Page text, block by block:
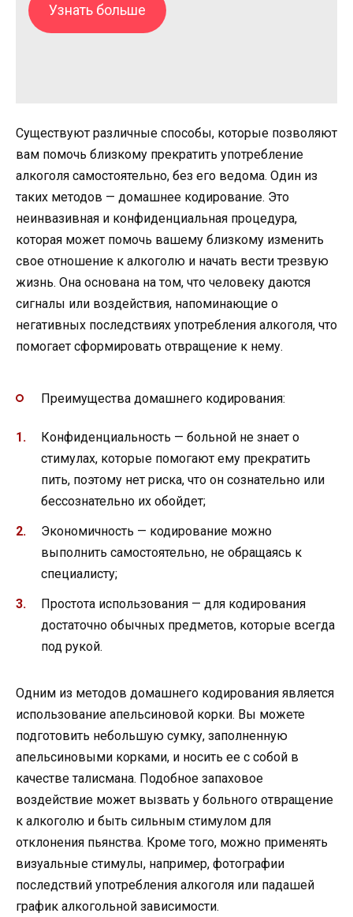
Узнать больше
Существуют различные способы, которые позволяют
вам помочь близкому прекратить употребление
алкоголя самостоятельно, без его ведома. Один из
таких методов — домашнее кодирование. Это
неинвазивная и конфиденциальная процедура,
которая может помочь вашему близкому изменить
свое отношение к алкоголю и начать вести трезвую
жизнь. Она основана на том, что человеку даются
сигналы или воздействия, напоминающие о
негативных последствиях употребления алкоголя, что
помогает сформировать отвращение к нему.
Преимущества домашнего кодирования:
Конфиденциальность — больной не знает о
стимулах, которые помогают ему прекратить
пить, поэтому нет риска, что он сознательно или
бессознательно их обойдет;
Экономичность — кодирование можно
выполнить самостоятельно, не обращаясь к
специалисту;
Простота использования — для кодирования
достаточно обычных предметов, которые всегда
под рукой.
Одним из методов домашнего кодирования является
использование апельсиновой корки. Вы можете
подготовить небольшую сумку, заполненную
апельсиновыми корками, и носить ее с собой в
качестве талисмана. Подобное запаховое
воздействие может вызвать у больного отвращение
к алкоголю и быть сильным стимулом для
отклонения пьянства. Кроме того, можно применять
визуальные стимулы, например, фотографии
последствий употребления алкоголя или падашей
график алкогольной зависимости.